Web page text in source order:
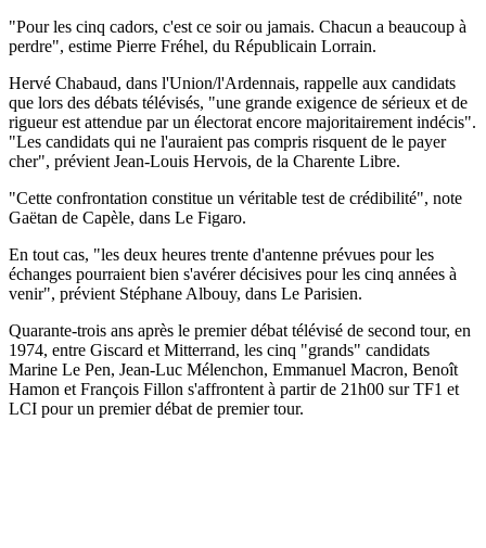
"Pour les cinq cadors, c'est ce soir ou jamais. Chacun a beaucoup à
perdre", estime Pierre Fréhel, du Républicain Lorrain.
Hervé Chabaud, dans l'Union/l'Ardennais, rappelle aux candidats
que lors des débats télévisés, "une grande exigence de sérieux et de
rigueur est attendue par un électorat encore majoritairement indécis".
"Les candidats qui ne l'auraient pas compris risquent de le payer
cher", prévient Jean-Louis Hervois, de la Charente Libre.
"Cette confrontation constitue un véritable test de crédibilité", note
Gaëtan de Capèle, dans Le Figaro.
En tout cas, "les deux heures trente d'antenne prévues pour les
échanges pourraient bien s'avérer décisives pour les cinq années à
venir", prévient Stéphane Albouy, dans Le Parisien.
Quarante-trois ans après le premier débat télévisé de second tour, en
1974, entre Giscard et Mitterrand, les cinq "grands" candidats
Marine Le Pen, Jean-Luc Mélenchon, Emmanuel Macron, Benoît
Hamon et François Fillon s'affrontent à partir de 21h00 sur TF1 et
LCI pour un premier débat de premier tour.